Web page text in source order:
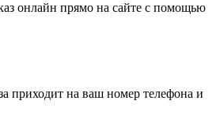
онлайн прямо на сайте с помощью
приходит на ваш номер телефона и